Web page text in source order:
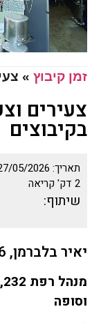
זמן קיבוץ »
צעירים
בקיבוצים
תאריך: 05/2026
2 דק' קריאה
שיתוף:
יאיר בלברמן, 36, ניר יצחק
וסופה